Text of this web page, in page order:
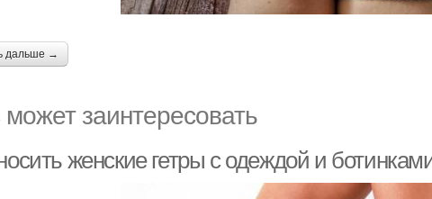
дальше →
заинтересовать
женские гетры с одеждой и